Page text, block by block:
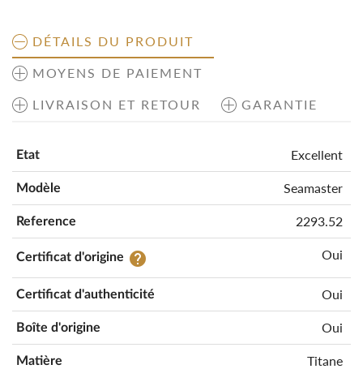
DÉTAILS DU PRODUIT
MOYENS DE PAIEMENT
LIVRAISON ET RETOUR GARANTIE
Etat Excellent
Modèle Seamaster
Reference 2293.52
Certificat d'origine help Oui
Certificat d'authenticité Oui
Boîte d'origine Oui
Matière Titane